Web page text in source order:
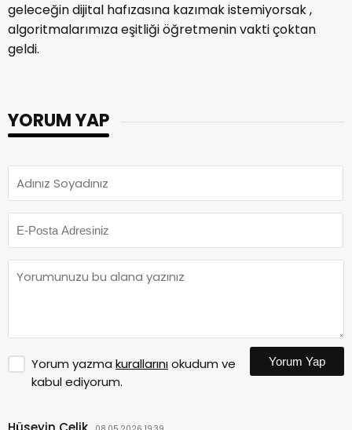
geleceğin dijital hafızasına kazımak istemiyorsak ,
algoritmalarımıza eşitliği öğretmenin vakti çoktan
geldi.
YORUM YAP
Yorum yazma kurallarınıokudum ve
kabul ediyorum.
Yorum Yap